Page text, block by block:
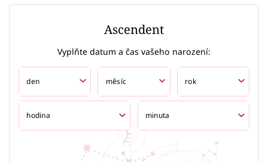
Ascendent
Vyplňte datum a čas vašeho narození: